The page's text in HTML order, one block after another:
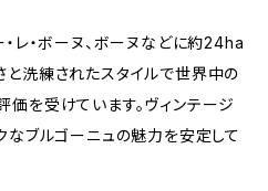
・レ・ボーヌ、ボーヌなどに約24ha
と洗練されたスタイルで世界中の
を受けています。ヴィンテージ
なブルゴーニュの魅力を安定して